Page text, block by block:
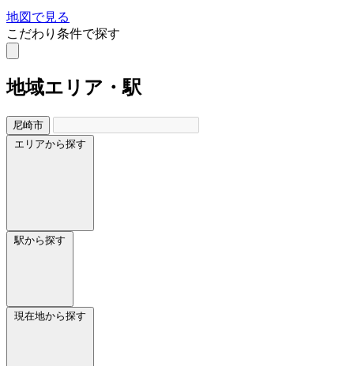
地図で見る
こだわり条件で探す
地域エリア・駅
尼崎市
エリアから探す
駅から探す
現在地から探す